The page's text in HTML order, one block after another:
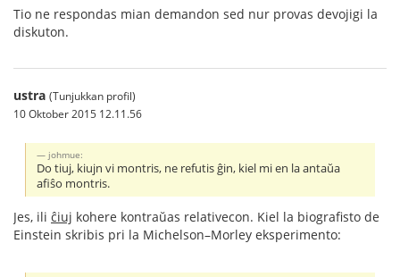
Tio ne respondas mian demandon sed nur provas devojigi la
diskuton.
ustra (Tunjukkan profil)
10 Oktober 2015 12.11.56
johmue:
Do tiuj, kiujn vi montris, ne refutis ĝin, kiel mi en la antaŭa
afiŝo montris.
Jes, ili ĉiuj kohere kontraŭas relativecon. Kiel la biografisto de
Einstein skribis pri la Michelson–Morley eksperimento: